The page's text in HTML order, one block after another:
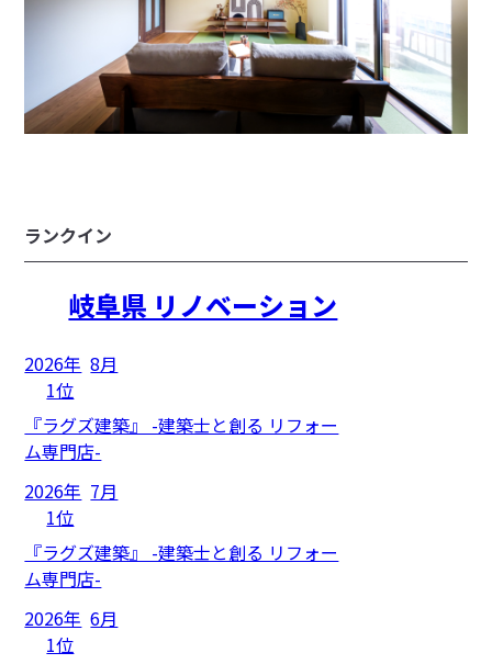
ランクイン
岐阜県 リノベーション
2026年 8月
1位
『ラグズ建築』 -建築士と創る リフォー
ム専門店-
2026年 7月
1位
『ラグズ建築』 -建築士と創る リフォー
ム専門店-
2026年 6月
1位